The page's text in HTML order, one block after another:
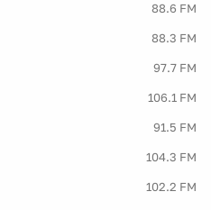
88.6 FM
88.3 FM
97.7 FM
106.1 FM
91.5 FM
104.3 FM
102.2 FM